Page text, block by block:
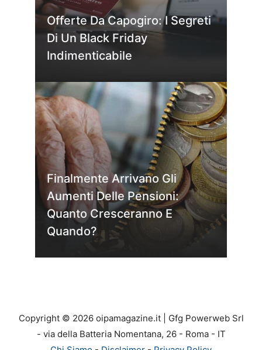
Offerte Da Capogiro: I Segreti
Di Un Black Friday
Indimenticabile
Finalmente Arrivano Gli
Aumenti Delle Pensioni:
Quanto Cresceranno E
Quando?
Copyright © 2026 oipamagazine.it | Gfg Powerweb Srl
- via della Batteria Nomentana, 26 - Roma - IT